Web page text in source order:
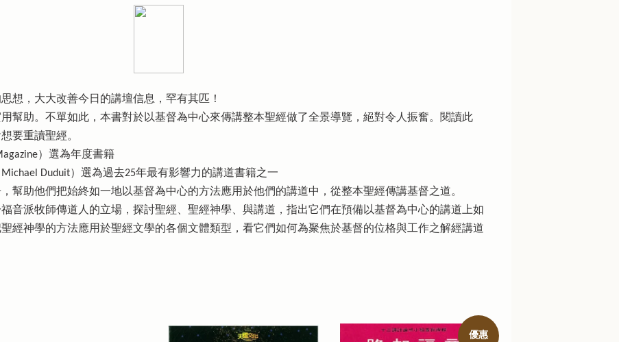
想，大大改善今日的講壇信息，罕有其匹！
幫助。不單如此，本書對於以基督為中心來傳講整本聖經做了全景導覽，絕對令人振奮。閱讀此
要重讀聖經。
）選為年度書籍
Duduit）選為過去25年最有影響力的講道書籍之一
幫助他們把始終如一地以基督為中心的方法應用於他們的講道中，從整本聖經傳講基督之道。
音派牧師傳道人的立場，探討聖經、聖經神學、與講道，指出它們在預備以基督為中心的講道上如
經神學的方法應用於聖經文學的各個文體類型，看它們如何為聚焦於基督的位格與工作之解經講道
優惠